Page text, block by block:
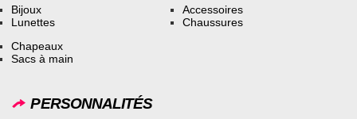
Bijoux
Lunettes
Accessoires
Chaussures
Chapeaux
Sacs à main
PERSONNALITÉS